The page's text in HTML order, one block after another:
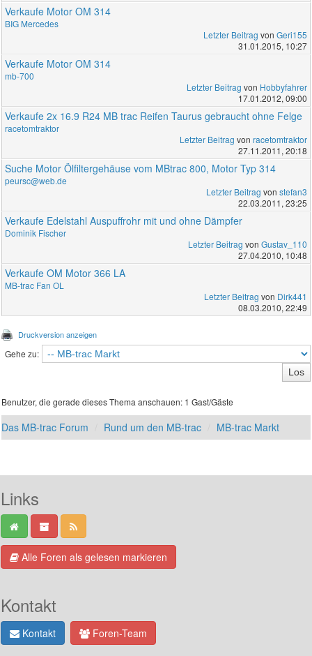
Verkaufe Motor OM 314
BIG Mercedes
Letzter Beitrag von Geri155
31.01.2015, 10:27
Verkaufe Motor OM 314
mb-700
Letzter Beitrag von Hobbyfahrer
17.01.2012, 09:00
Verkaufe 2x 16.9 R24 MB trac Reifen Taurus gebraucht ohne Felge
racetomtraktor
Letzter Beitrag von racetomtraktor
27.11.2011, 20:18
Suche Motor Ölfiltergehäuse vom MBtrac 800, Motor Typ 314
peursc@web.de
Letzter Beitrag von stefan3
22.03.2011, 23:25
Verkaufe Edelstahl Auspuffrohr mit und ohne Dämpfer
Dominik Fischer
Letzter Beitrag von Gustav_110
27.04.2010, 10:48
Verkaufe OM Motor 366 LA
MB-trac Fan OL
Letzter Beitrag von Dirk441
08.03.2010, 22:49
Druckversion anzeigen
Gehe zu:
Benutzer, die gerade dieses Thema anschauen: 1 Gast/Gäste
Das MB-trac Forum Rund um den MB-trac MB-trac Markt
Links
Alle Foren als gelesen markieren
Kontakt
Kontakt Foren-Team